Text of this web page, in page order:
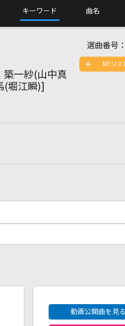
キーワード 曲名
築一紗(山中真
堀江瞬)]
選曲番号：
MYリス
動画公開曲を見る